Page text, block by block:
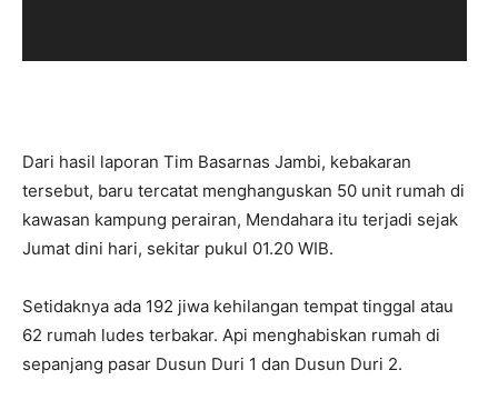
Dari hasil laporan Tim Basarnas Jambi, kebakaran
tersebut, baru tercatat menghanguskan 50 unit rumah di
kawasan kampung perairan, Mendahara itu terjadi sejak
Jumat dini hari, sekitar pukul 01.20 WIB.
Setidaknya ada 192 jiwa kehilangan tempat tinggal atau
62 rumah ludes terbakar. Api menghabiskan rumah di
sepanjang pasar Dusun Duri 1 dan Dusun Duri 2.